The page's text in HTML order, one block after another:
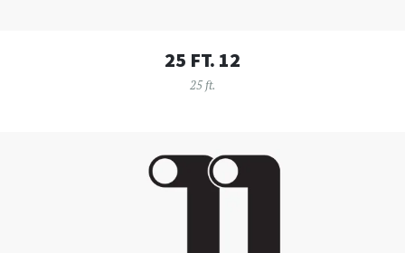
25 FT. 12
25 ft.